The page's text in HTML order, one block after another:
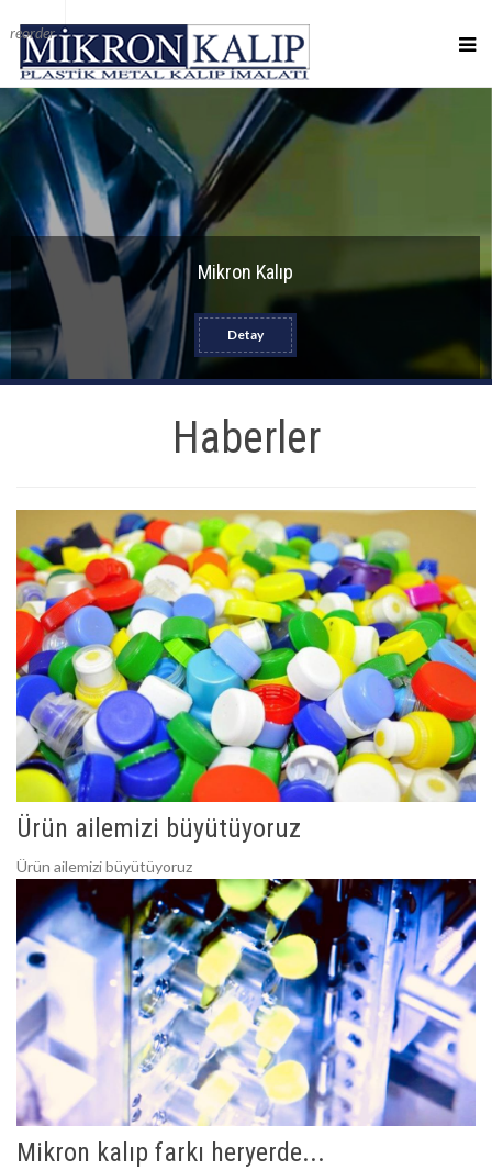
reorder
Mikron Kalıp
Detay
Haberler
Ürün ailemizi büyütüyoruz
Ürün ailemizi büyütüyoruz
Mikron kalıp farkı heryerde...